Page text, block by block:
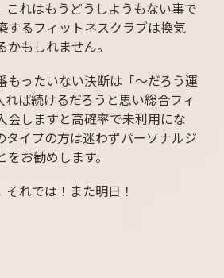
これはもうどうしようもない事で
するフィットネスクラブは換気
もしれません。
もったいない決断は「～だろう運
れば続けるだろうと思い総合フィ
会しますと高確率で未利用にな
タイプの方は迷わずパーソナルジ
お勧めします。
れでは！また明日！